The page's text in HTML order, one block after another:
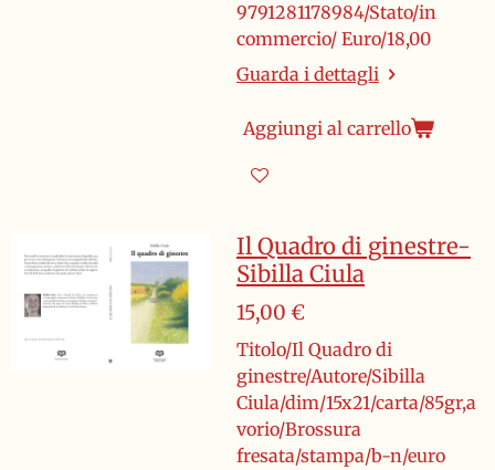
9791281178984/Stato/in
commercio/ Euro/18,00
Guarda i dettagli
Aggiungi al carrello
Il Quadro di ginestre-
Sibilla Ciula
15,00 €
Titolo/Il Quadro di
ginestre/Autore/Sibilla
Ciula/dim/15x21/carta/85gr,a
vorio/Brossura
fresata/stampa/b-n/euro